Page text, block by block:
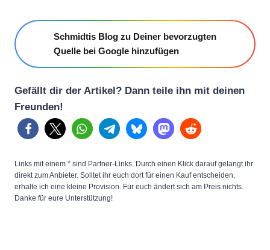
Schmidtis Blog zu Deiner bevorzugten
Quelle bei Google hinzufügen
Gefällt dir der Artikel? Dann teile ihn mit deinen
Freunden!
Links mit einem * sind Partner-Links. Durch einen Klick darauf gelangt ihr
direkt zum Anbieter. Solltet ihr euch dort für einen Kauf entscheiden,
erhalte ich eine kleine Provision. Für euch ändert sich am Preis nichts.
Danke für eure Unterstützung!